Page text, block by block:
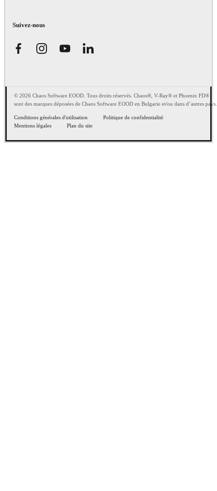
Suivez-nous
© 2026 Chaos Software EOOD. Tous droits réservés. Chaos®, V-Ray® et Phoenix FD®
sont des marques déposées de Chaos Software EOOD en Bulgarie et/ou dans d’autres pays.
Conditions générales d'utilisation
Politique de confidentialité
Mentions légales
Plan du site